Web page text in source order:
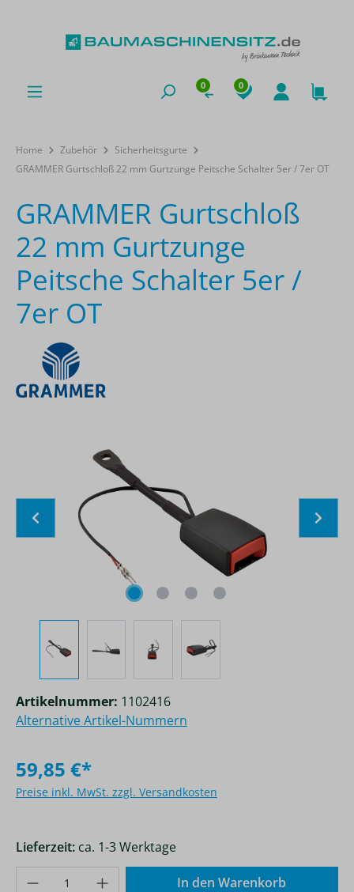
0 0
Home Zubehör
Sicherheitsgurte
GRAMMER Gurtschloß 22 mm Gurtzunge Peitsche Schalter 5er / 7er OT
GRAMMER Gurtschloß
22 mm Gurtzunge
Peitsche Schalter 5er /
7er OT
59,85 €*
Preise inkl. MwSt. zzgl. Versandkosten
Lieferzeit: ca. 1-3 Werktage
Artikelnummer: 1102416
Alternative Artikel-Nummern
Produkt Anzahl: Gib den gewünschten
In den Warenkorb